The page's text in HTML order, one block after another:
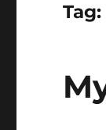
Tag: